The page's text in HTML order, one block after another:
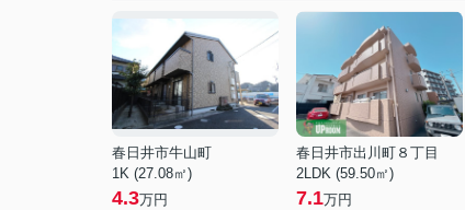
春日井市牛山町
1K (27.08㎡)
4.3万円
春日井市出川町８丁目
2LDK (59.50㎡)
7.1万円